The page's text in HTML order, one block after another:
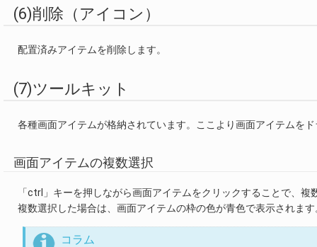
(6)削除（アイコン）
配置済みアイテムを削除します。
(7)ツールキット
各種画面アイテムが格納されています。ここより画面アイテムを
画面アイテムの複数選択
「ctrl」キーを押しながら画面アイテムをクリックすることで、
複数選択した場合は、画面アイテムの枠の色が青色で表示されます
コラム